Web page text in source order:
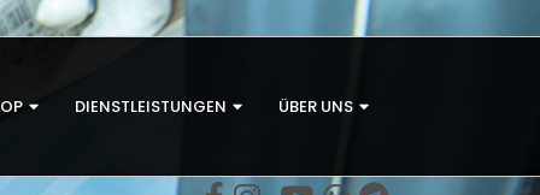
DIENSTLEISTUNGEN ÜBER UNS